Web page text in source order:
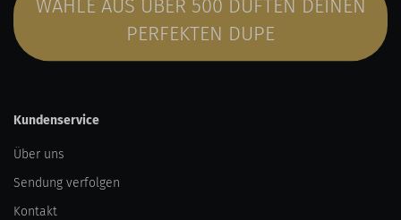
WÄHLE AUS ÜBER 500 DÜFTEN DEINEN
PERFEKTEN DUPE
Kundenservice
Über uns
Sendung verfolgen
Kontakt